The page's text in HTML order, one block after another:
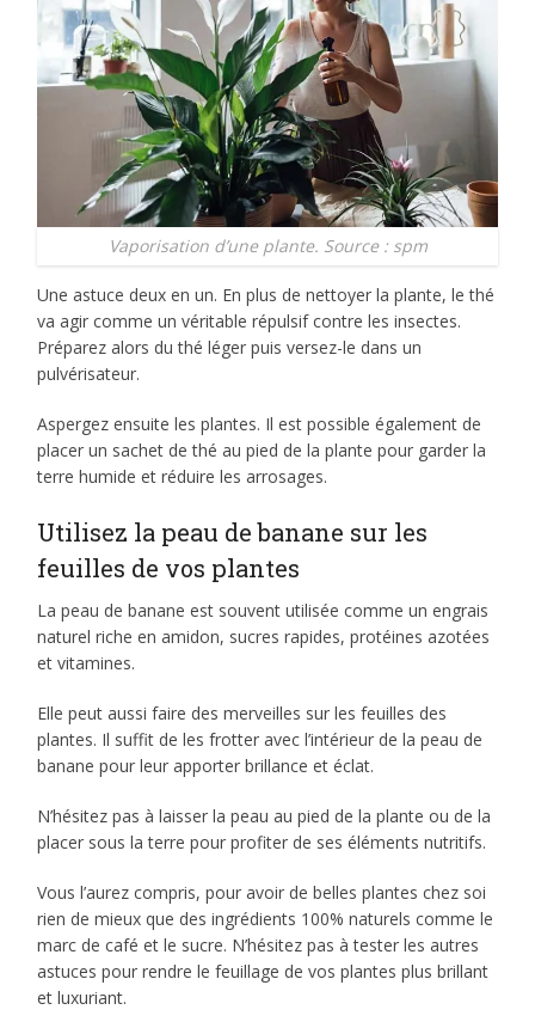
Vaporisation d’une plante. Source : spm
Une astuce deux en un. En plus de nettoyer la plante, le thé
va agir comme un véritable répulsif contre les insectes.
Préparez alors du thé léger puis versez-le dans un
pulvérisateur.
Aspergez ensuite les plantes. Il est possible également de
placer un sachet de thé au pied de la plante pour garder la
terre humide et réduire les arrosages.
Utilisez la peau de banane sur les
feuilles de vos plantes
La peau de banane est souvent utilisée comme un engrais
naturel riche en amidon, sucres rapides, protéines azotées
et vitamines.
Elle peut aussi faire des merveilles sur les feuilles des
plantes. Il suffit de les frotter avec l’intérieur de la peau de
banane pour leur apporter brillance et éclat.
N’hésitez pas à laisser la peau au pied de la plante ou de la
placer sous la terre pour profiter de ses éléments nutritifs.
Vous l’aurez compris, pour avoir de belles plantes chez soi
rien de mieux que des ingrédients 100% naturels comme le
marc de café et le sucre. N’hésitez pas à tester les autres
astuces pour rendre le feuillage de vos plantes plus brillant
et luxuriant.